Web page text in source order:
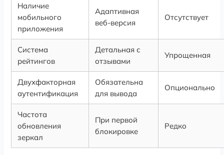
Наличие
мобильного
приложения
Адаптивная
веб-версия
Отсутствует
Система
рейтингов
Детальная с
отзывами
Упрощенная
Двухфакторная
аутентификация
Обязательна
для вывода
Опционально
Частота
обновления
зеркал
При первой
блокировке
Редко